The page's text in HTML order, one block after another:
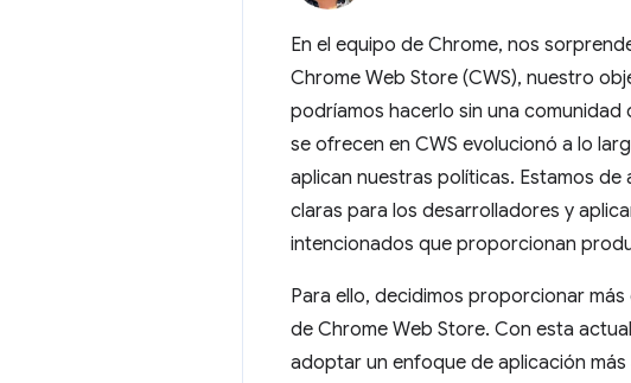
En el equipo de Chrome, nos
Chrome Web Store (CWS), nuestro
podríamos hacerlo sin una
se ofrecen en CWS evolucionó a lo
aplican nuestras políticas. Estamos
claras para los desarrolladores y
intencionados que proporcionan
Para ello, decidimos proporcionar
de Chrome Web Store. Con esta
adoptar un enfoque de aplicación